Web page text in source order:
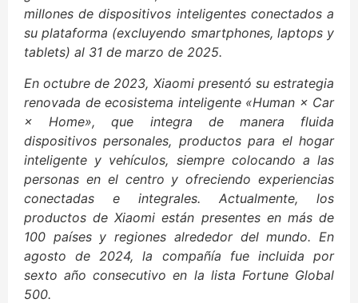
millones de dispositivos inteligentes conectados a
su plataforma (excluyendo smartphones, laptops y
tablets) al 31 de marzo de 2025.
En octubre de 2023, Xiaomi presentó su estrategia
renovada de ecosistema inteligente «Human × Car
× Home», que integra de manera fluida
dispositivos personales, productos para el hogar
inteligente y vehículos, siempre colocando a las
personas en el centro y ofreciendo experiencias
conectadas e integrales. Actualmente, los
productos de Xiaomi están presentes en más de
100 países y regiones alrededor del mundo. En
agosto de 2024, la compañía fue incluida por
sexto año consecutivo en la lista Fortune Global
500.